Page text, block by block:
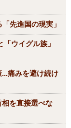
先進国の現実」
ウイグル族」
痛みを避け続け
を直接選べな